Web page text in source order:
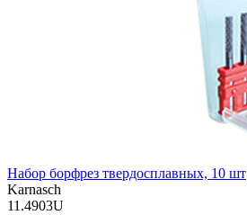
Набор борфрез твердосплавных, 10 шт
Karnasch
11.4903U